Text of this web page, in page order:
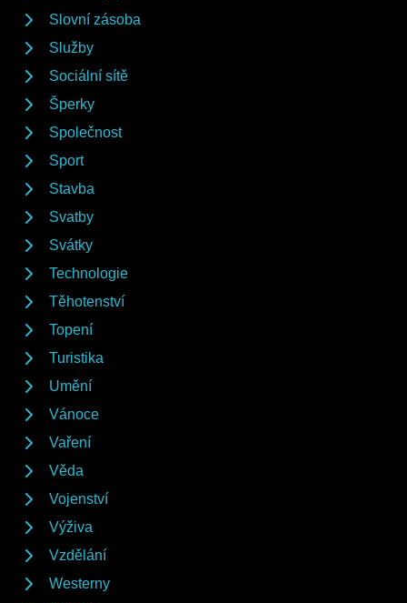
Slovní zásoba
Služby
Sociální sítě
Šperky
Společnost
Sport
Stavba
Svatby
Svátky
Technologie
Těhotenství
Topení
Turistika
Umění
Vánoce
Vaření
Věda
Vojenství
Výživa
Vzdělání
Westerny